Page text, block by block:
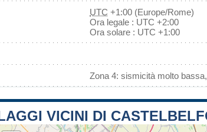
UTC +1:00 (Europe/Rome)
Ora legale : UTC +2:00
Ora solare : UTC +1:00
Zona 4: sismicità molto
VICINI DI